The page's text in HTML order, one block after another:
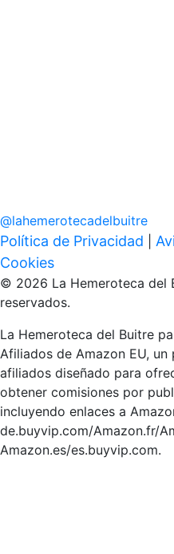
@lahemerotecadelbuitre
Política de Privacidad
Cookies
© 2026 La Hemeroteca del
reservados.
La Hemeroteca del Buitre
Afiliados de Amazon EU,
afiliados diseñado para
obtener comisiones por
incluyendo enlaces a
de.buyvip.com/Amazon.fr/
Amazon.es/es.buyvip.com.